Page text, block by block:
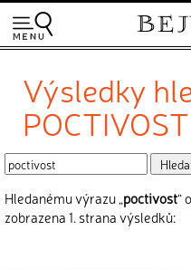
Výsledky
POCTIVOST
Hledanému výrazu „poctivost“
zobrazena 1. strana výsledků: